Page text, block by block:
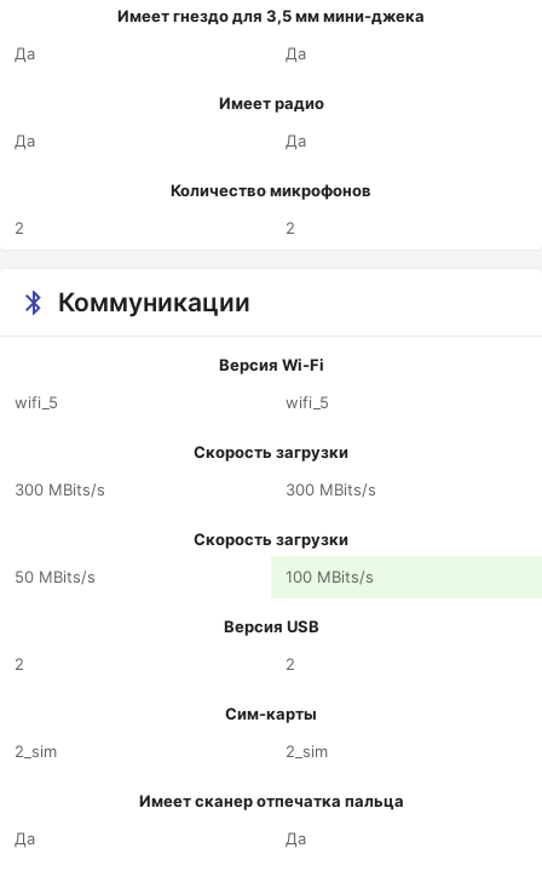
Имеет гнездо для 3,5 мм мини-джека
Да
Да
Имеет радио
Да
Да
Количество микрофонов
2
2
Коммуникации
Версия Wi-Fi
wifi_5
wifi_5
Скорость загрузки
300 MBits/s
300 MBits/s
Скорость загрузки
50 MBits/s
100 MBits/s
Версия USB
2
2
Сим-карты
2_sim
2_sim
Имеет сканер отпечатка пальца
Да
Да